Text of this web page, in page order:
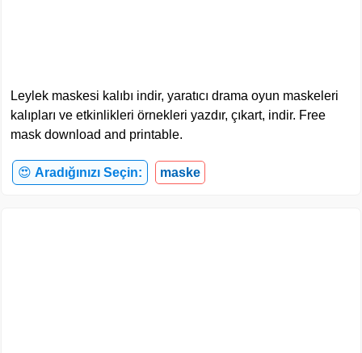
Leylek maskesi kalıbı indir, yaratıcı drama oyun maskeleri
kalıpları ve etkinlikleri örnekleri yazdır, çıkart, indir. Free
mask download and printable.
😍 Aradığınızı Seçin: maske